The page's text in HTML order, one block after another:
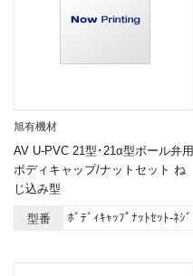
旭有機材
AV U-PVC 21型･21α型ボール弁用
ボディキャップ/ナットセット ね
じ込み型
型番 ﾎﾞﾃﾞｨｷｬｯﾌﾟﾅｯﾄｾｯﾄ-ﾈｼﾞ